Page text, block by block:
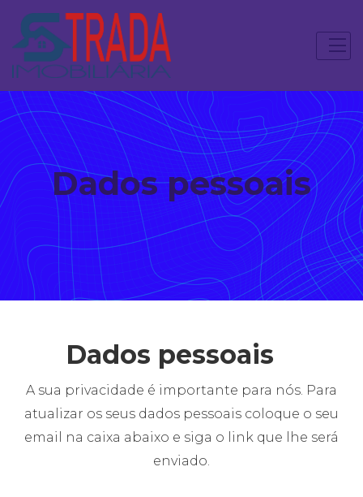
Dados pessoais
Dados pessoais
A sua privacidade é importante para nós. Para
atualizar os seus dados pessoais coloque o seu
email na caixa abaixo e siga o link que lhe será
enviado.